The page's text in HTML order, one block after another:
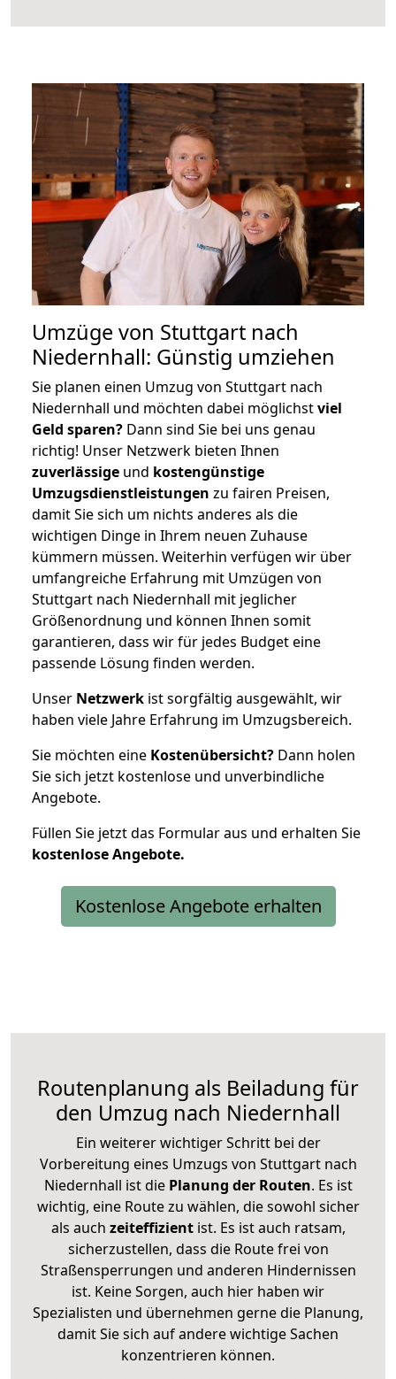
Umzüge von Stuttgart nach
Niedernhall: Günstig umziehen
Sie planen einen Umzug von Stuttgart nach
Niedernhall und möchten dabei möglichstviel
Geld sparen? Dann sind Sie bei uns genau
richtig! Unser Netzwerk bieten Ihnen
zuverlässige und kostengünstige
Umzugsdienstleistungen zu fairen Preisen,
damit Sie sich um nichts anderes als die
wichtigen Dinge in Ihrem neuen Zuhause
kümmern müssen. Weiterhin verfügen wir über
umfangreiche Erfahrung mit Umzügen von
Stuttgart nach Niedernhall mit jeglicher
Größenordnung und können Ihnen somit
garantieren, dass wir für jedes Budget eine
passende Lösung finden werden.
Unser Netzwerk ist sorgfältig ausgewählt, wir
haben viele Jahre Erfahrung im Umzugsbereich.
Sie möchten eine Kostenübersicht? Dann holen
Sie sich jetzt kostenlose und unverbindliche
Angebote.
Füllen Sie jetzt das Formular aus und erhalten Sie
kostenloseAngebote.
Kostenlose Angebote erhalten
Routenplanung als Beiladung für
den Umzug nach Niedernhall
Ein weiterer wichtiger Schritt bei der
Vorbereitung eines Umzugs von Stuttgart nach
Niedernhall ist diePlanung der Routen. Es ist
wichtig, eine Route zu wählen, die sowohl sicher
als auch zeiteffizientist. Es ist auch ratsam,
sicherzustellen, dass die Route frei von
Straßensperrungen und anderen Hindernissen
ist. Keine Sorgen, auch hier haben wir
Spezialisten und übernehmen gerne die Planung,
damit Sie sich auf andere wichtige Sachen
konzentrieren können.